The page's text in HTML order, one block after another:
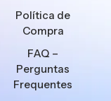
Política de
Compra
FAQ –
Perguntas
Frequentes